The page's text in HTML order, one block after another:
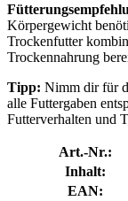
Körpergewicht
Trockenfutter
Trockennahrung
Tipp: Nimm dir für
alle Futtergaben
Futterverhalten und
Art.-Nr.:
Inhalt:
EAN: